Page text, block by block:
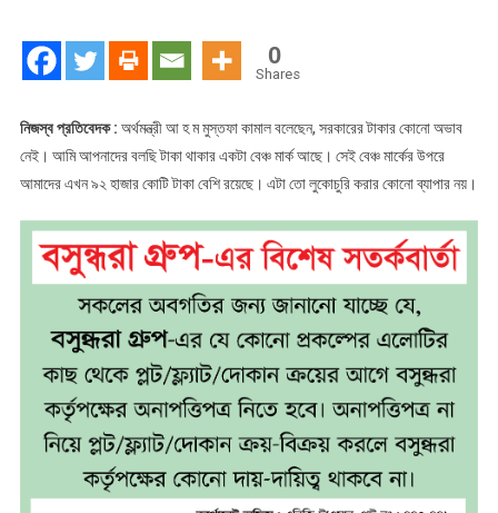
:
অর্থমন্ত্রী
0
Shares
নিজস্ব প্রতিবেদক : অর্থমন্ত্রী আ হ ম মুস্তফা কামাল বলেছেন, সরকারের টাকার কোনো অভাব
নেই। আমি আপনাদের বলছি টাকা থাকার একটা বেঞ্চ মার্ক আছে। সেই বেঞ্চ মার্কের উপরে
আমাদের এখন ৯২ হাজার কোটি টাকা বেশি রয়েছে। এটা তো লুকোচুরি করার কোনো ব্যাপার নয়।